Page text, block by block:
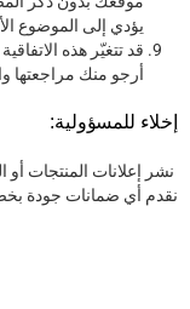
يؤدي إلى الموضوع
ﻗﺪ ﺗﺘﻐﻴّﺮ ﻫﺬﻩ
ﺃﺭﺟﻮ ﻣﻨﻚ ﻣﺮﺍﺟﻌﺘﻬﺎ
ﺇﺧﻼﺀ للمسؤولية:
ﻧﺸﺮ ﺇﻋﻼﻧﺎﺕ ﺍﻟﻤﻨﺘﺠﺎﺕ ﺃﻭ
نقدم ﺃﻱ ﺿﻤﺎﻧﺎﺕ ﺟﻮﺩﺓ